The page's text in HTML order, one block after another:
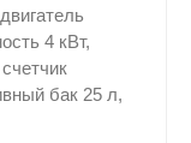
4 кВт,
бак 25 л,